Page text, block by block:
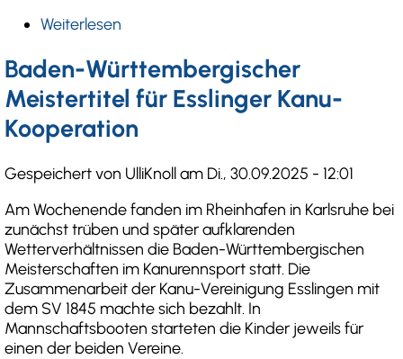
Weiterlesen
letzte
Kanutour
vor
der
kalten
Jahreszeit
Baden-Württembergischer
Meistertitel für Esslinger Kanu-
Kooperation
Gespeichert von UlliKnollam Di., 30.09.2025 - 12:01
Am Wochenende fanden im Rheinhafen in Karlsruhe bei
zunächst trüben und später aufklarenden
Wetterverhältnissen die Baden-Württembergischen
Meisterschaften im Kanurennsport statt. Die
Zusammenarbeit der Kanu-Vereinigung Esslingen mit
dem SV 1845 machte sich bezahlt. In
Mannschaftsbooten starteten die Kinder jeweils für
einen der beiden Vereine.